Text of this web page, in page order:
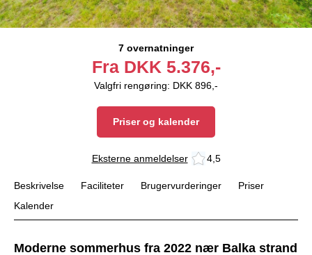
7 overnatninger
Fra DKK 5.376,-
Valgfri rengøring: DKK 896,-
Priser og kalender
Eksterne anmeldelser 4,5
Beskrivelse Faciliteter Brugervurderinger
Priser
Kalender
Moderne sommerhus fra 2022 nær Balka strand